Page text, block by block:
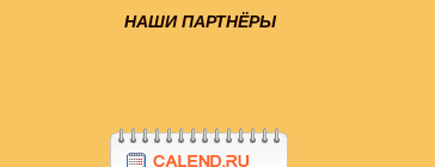
НАШИ ПАРТНЁРЫ